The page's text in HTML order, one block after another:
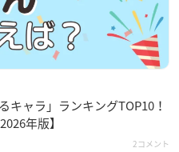
キャラ」ランキングTOP10！
年版】
2コメント